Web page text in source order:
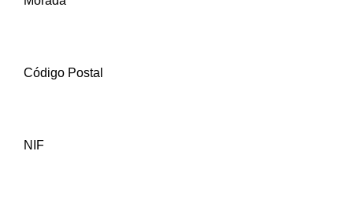
Código Postal
NIF